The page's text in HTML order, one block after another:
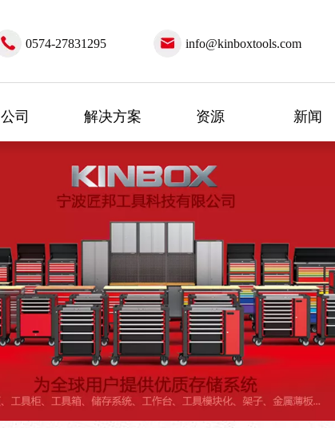
0574-27831295 info@kinboxtools.com
公司 解决方案 资源 新闻